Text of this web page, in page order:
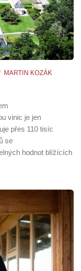
MARTIN KOZÁK
vinic je jen
přes 110 tisíc
se
hodnot blížících